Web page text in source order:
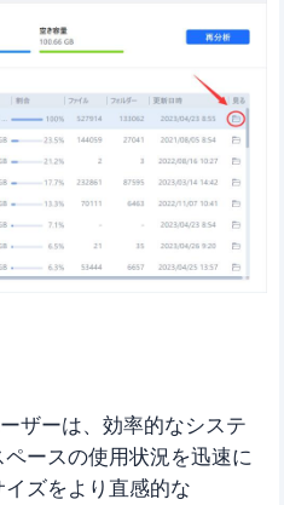
ザーは、効率的なシステ
ースの使用状況を迅速に
ズをより直感的な